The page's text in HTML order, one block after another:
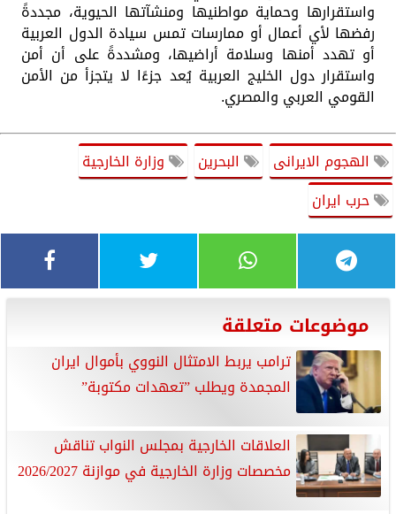
واستقرارها وحماية مواطنيها ومنشآتها الحيوية، مجددةً
رفضها لأي أعمال أو ممارسات تمس سيادة الدول العربية
أو تهدد أمنها وسلامة أراضيها، ومشددةً على أن أمن
واستقرار دول الخليج العربية يُعد جزءًا لا يتجزأ من الأمن
القومي العربي والمصري.
الهجوم الايرانى البحرين
وزارة الخارجية
حرب ايران
موضوعات متعلقة
ترامب يربط الامتثال النووي بأموال ايران
المجمدة ويطلب ”تعهدات مكتوبة”
العلاقات الخارجية بمجلس النواب تناقش
مخصصات وزارة الخارجية في موازنة 2026/2027